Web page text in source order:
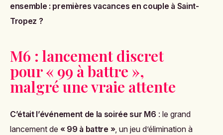
ensemble : premières vacances en couple à Saint-
Tropez ?
M6 : lancement discret
pour « 99 à battre »,
malgré une vraie attente
C’était l’événement de la soirée sur M6 : le grand
lancement de « 99 à battre », un jeu d’élimination à